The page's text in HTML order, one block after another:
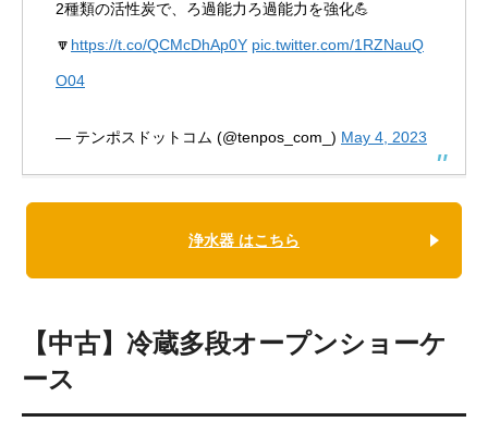
2種類の活性炭で、ろ過能力ろ過能力を強化💪
🔽 https://t.co/QCMcDhAp0Y pic.twitter.com/1RZNauQ
O04
— テンポスドットコム (@tenpos_com_) May 4, 2023
浄水器 はこちら
【中古】冷蔵多段オープンショーケ
ース